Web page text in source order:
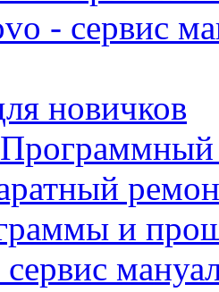
- cервис
новичков
и